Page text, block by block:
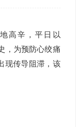
高辛，平日以
，为预防心绞痛
现传导阻滞，该